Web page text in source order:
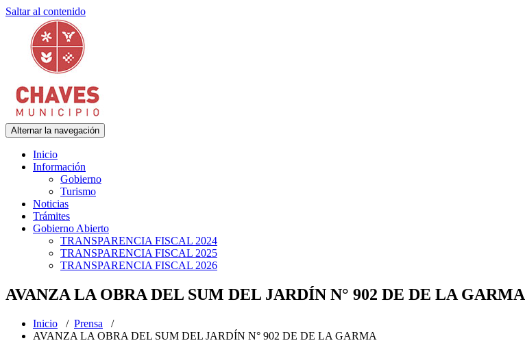
Saltar al contenido
Municipalidad de Adolfo Gonzales Chaves
Alternar la navegación
Inicio
Información
Gobierno
Turismo
Noticias
Trámites
Gobierno Abierto
TRANSPARENCIA FISCAL 2024
TRANSPARENCIA FISCAL 2025
TRANSPARENCIA FISCAL 2026
AVANZA LA OBRA DEL SUM DEL JARDÍN N° 902 DE DE LA GARMA
Inicio / Prensa /
AVANZA LA OBRA DEL SUM DEL JARDÍN N° 902 DE DE LA GARMA